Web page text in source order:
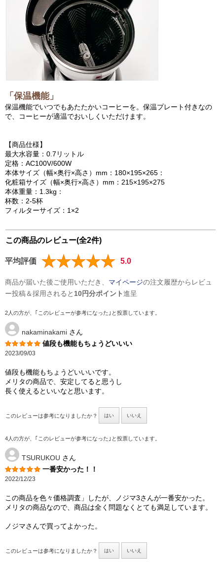
「保温機能」
保温機能でいつでもあたたかいコーヒーを。保温プレート付きなの
で、コーヒーが適温でおいしくいただけます。
【商品仕様】
最大水容量：0.7リットル
定格：AC100V/600W
本体サイズ（幅×奥行×高さ）mm：180×195×265：
化粧箱サイズ（幅×奥行×高さ）mm：215×195×275
本体重量：1.3kg：
杯数：2-5杯
フィルターサイズ：1×2
この商品のレビュー(全2件)
平均評価 5.0
商品が届いた後ご使用いただき、 マイページの注文履歴からレビュ
ー投稿＆採用されると 10円分ポイント進呈
2人の方が、｢このレビューが参考になった｣と投票しています。
nakaminakami さん
値段も機能もちょうどいいい
2023/09/03
値段も機能もちょうどいいいです。
メリタの商品で、安定してると思うし
長く使えるといいなと思います。
このレビューは参考になりましたか？ はい いいえ
4人の方が、｢このレビューが参考になった｣と投票しています。
TSURUKOU さん
一番安かった！！
2022/12/23
この商品を色々価格調査」したが、ノジマ3さんが一番安かった。
メリタの商品なので、商品は全く問題なくとても満足しています。
ノジマさんで買ってよかった。
このレビューは参考になりましたか？ はい いいえ